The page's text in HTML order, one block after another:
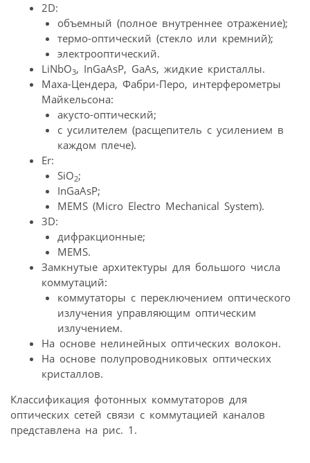
2D:
объемный (полное внутреннее отражение);
термо-оптический (стекло или кремний);
электрооптический.
LiNbO3, InGaAsP, GaAs, жидкие кристаллы.
Маха-Цендера, Фабри-Перо, интерферометры
Майкельсона:
акусто-оптический;
с усилителем (расщепитель с усилением в
каждом плече).
Er:
SiO2;
InGaAsP;
MEMS (Micro Electro Mechanical System).
3D:
дифракционные;
MEMS.
Замкнутые архитектуры для большого числа
коммутаций:
коммутаторы с переключением оптического
излучения управляющим оптическим
излучением.
На основе нелинейных оптических волокон.
На основе полупроводниковых оптических
кристаллов.
Классификация фотонных коммутаторов для
оптических сетей связи с коммутацией каналов
представлена на рис. 1.